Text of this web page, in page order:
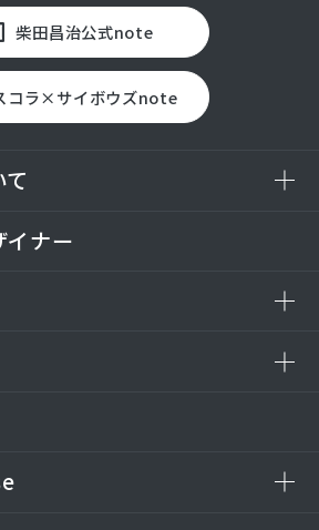
柴田昌治公式note
コラ×サイボウズnote
イナー